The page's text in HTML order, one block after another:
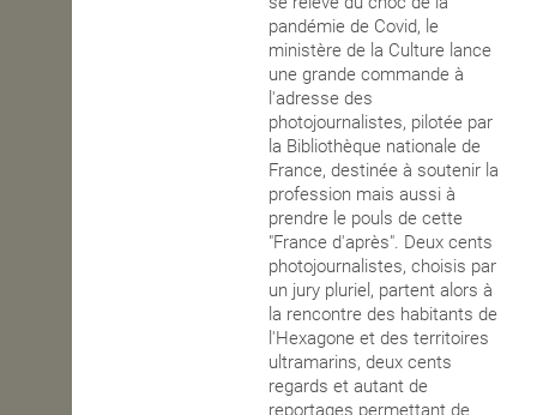
pandémie de Covid, le
ministère de la Culture lance
une grande commande à
l'adresse des
photojournalistes, pilotée par
la Bibliothèque nationale de
France, destinée à soutenir la
profession mais aussi à
prendre le pouls de cette
"France d'après". Deux cents
photojournalistes, choisis par
un jury pluriel, partent alors à
la rencontre des habitants de
l'Hexagone et des territoires
ultramarins, deux cents
regards et autant de